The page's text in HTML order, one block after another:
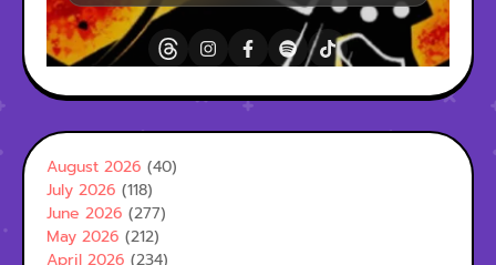
August 2026 (40)
July 2026 (118)
June 2026 (277)
May 2026 (212)
April 2026 (234)